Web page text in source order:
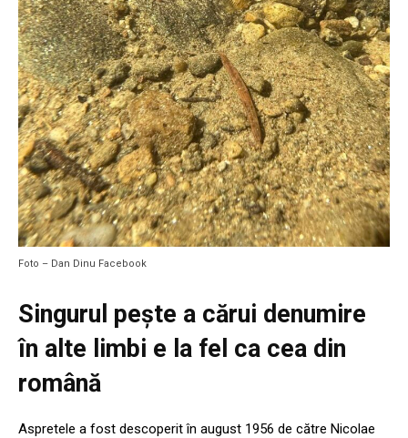
Foto – Dan Dinu Facebook
Singurul pește a cărui denumire
în alte limbi e la fel ca cea din
română
Aspretele a fost descoperit în august 1956 de către Nicolae